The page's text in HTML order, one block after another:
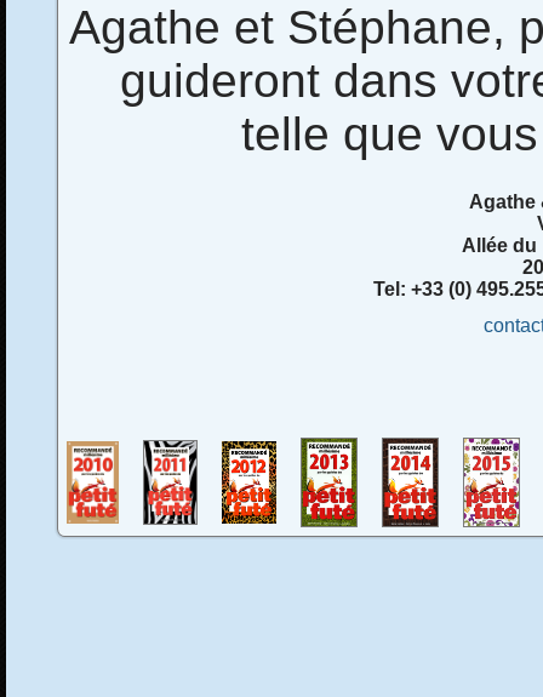
Agathe et Stéphane,
guideront dans
telle que
Agathe
Allée du
Tel: +33 (0)